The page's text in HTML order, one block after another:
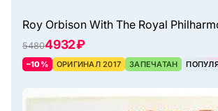
Roy Orbison With The Royal
54804932 ₽
–10% ОРИГИНАЛ 2017 ЗАПЕЧАТАН